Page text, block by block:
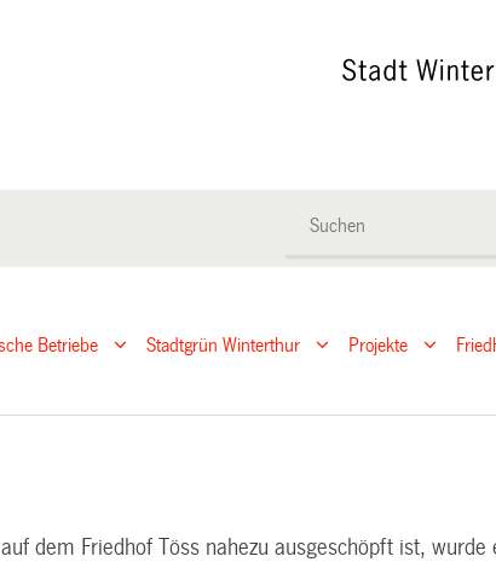
Betriebe Stadtgrün Winterthur Projekte
dem Friedhof Töss nahezu ausgeschöpft ist, wurde